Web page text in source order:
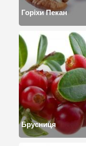
Горіхи Пекан
Брусниця